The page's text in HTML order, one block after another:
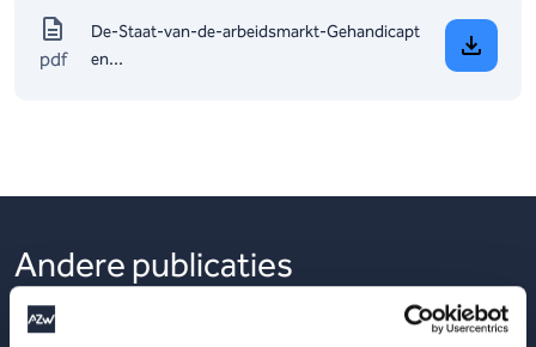
pdf
De-Staat-van-de-arbeidsmarkt-Gehandicapt
en...
Andere publicaties